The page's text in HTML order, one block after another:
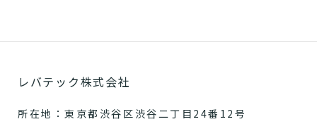
レバテック株式会社
所在地：東京都渋谷区渋谷二丁目24番12号